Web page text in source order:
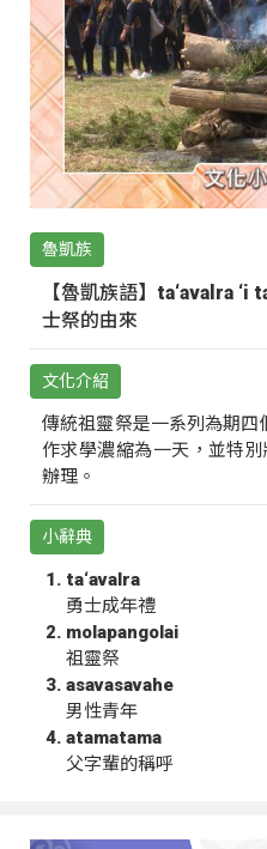
魯凱族
【魯凱族語】ta‘avalra
士祭的由來
文化介紹
傳統祖靈祭是一系列為期
作求學濃縮為一天，並特
辦理。
小辭典
ta‘avalra
勇士成年禮
molapangolai
祖靈祭
asavasavahe
男性青年
atamatama
父字輩的稱呼